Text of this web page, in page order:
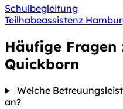
Schulbegleitung
Teilhabeassistenz
Häufige Fragen
Quickborn
Welche
an?